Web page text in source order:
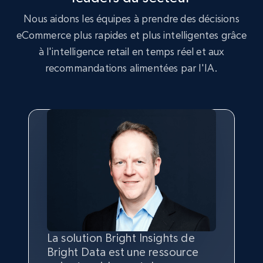
Google Shopping
more.
200+
Google Shopping - collects products from
web using keywords
URL, Product id, Title, Product description,
Rating, Reviews count, Images, Variations, and
more.
Nous aidons les équipes à prendre des décisions
eCommerce plus rapides et plus intelligentes grâce
à l'intelligence retail en temps réel et aux
recommandations alimentées par l'IA.
La solution Bright Insights de
Bright Data est une ressource
Les données de Bright Insights
contribuent grandement à la
Nous avons choisi Bright Insights
pour sa capacité à suivre les
Grâce à la solution de Bright
Data, nous avons acquis des